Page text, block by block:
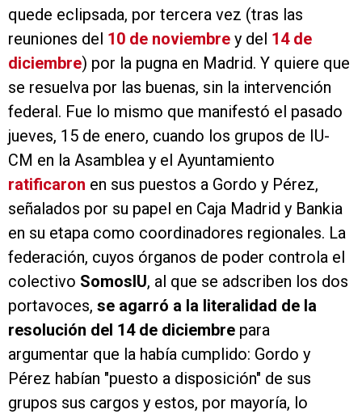
quede eclipsada, por tercera vez (tras las
reuniones del 10 de noviembre y del 14 de
diciembre) por la pugna en Madrid. Y quiere que
se resuelva por las buenas, sin la intervención
federal. Fue lo mismo que manifestó el pasado
jueves, 15 de enero, cuando los grupos de IU-
CM en la Asamblea y el Ayuntamiento
ratificaron en sus puestos a Gordo y Pérez,
señalados por su papel en Caja Madrid y Bankia
en su etapa como coordinadores regionales. La
federación, cuyos órganos de poder controla el
colectivo SomosIU, al que se adscriben los dos
portavoces, se agarró a la literalidad de la
resolución del 14 de diciembre para
argumentar que la había cumplido: Gordo y
Pérez habían "puesto a disposición" de sus
grupos sus cargos y estos, por mayoría, lo